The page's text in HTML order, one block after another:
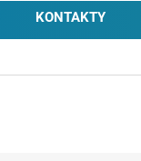
KONTAKTY